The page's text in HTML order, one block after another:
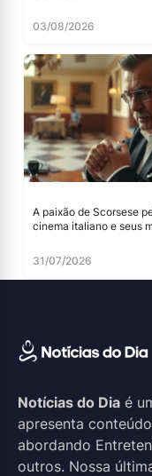
03/08/2026
A paixão de Scorsese
cinema italiano e seus
31/07/2026
Notícias do Dia é
apresenta
abordando
outros. Nossa